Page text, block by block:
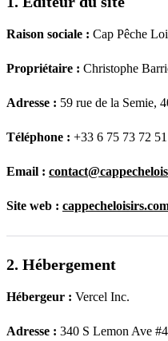
Raison sociale : Cap Pêche
Propriétaire : Christophe
Adresse : 59 rue de la Semie,
Téléphone : +33 6 75 73 72 51
Email :
Site web :
2. Hébergement
Hébergeur : Vercel Inc.
Adresse : 340 S Lemon Ave